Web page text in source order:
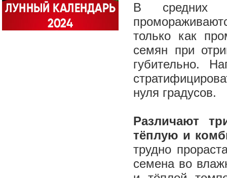
В средних
только как
семян при
губительно.
нуля градусов.
Различают
тёплую и
трудно
семена во